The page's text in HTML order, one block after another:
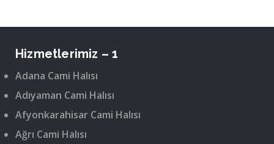
Hizmetlerimiz – 1
Adana Cami Halısı
Adıyaman Cami Halısı
Afyonkarahisar Cami Halısı
Ağrı Cami Halısı